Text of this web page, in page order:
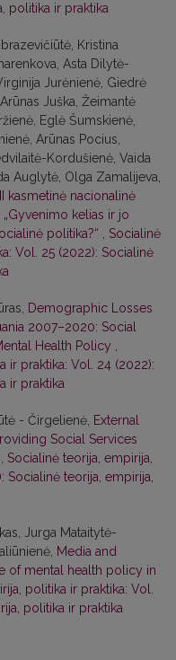
politika ir praktika
Kristina
Asta Dilytė-
Jurėnienė, Giedrė
Juška, Žeimantė
Eglė Šumskienė,
Arūnas Pocius,
Kordušienė, Vaida
Auglytė, Olga Zamalijeva,
II kasmetinė nacionalinė
kelias ir jo
politika?“
Socialinė
Vol. 25 (2022): Socialinė
Demographic Losses
2007–2020: Social
Health Policy
ir praktika: Vol. 24 (2022):
ir praktika
- Čirgelienė, External
Social Services
Socialinė teorija, empirija,
Socialinė teorija, empirija,
Jurga Mataitytė-
Media and
of mental health policy in
politika ir praktika: Vol.
politika ir praktika